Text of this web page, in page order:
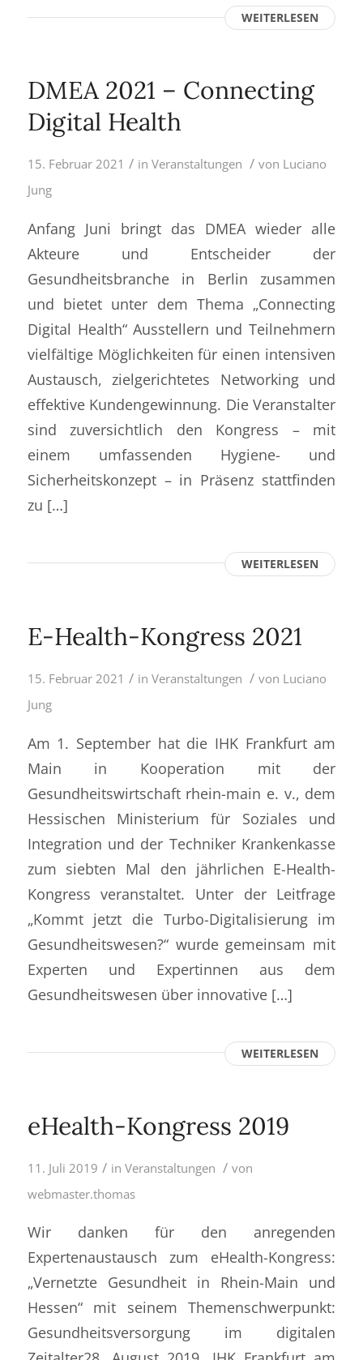
WEITERLESEN
DMEA 2021 – Connecting
Digital Health
15. Februar 2021 / in Veranstaltungen / von Luciano
Jung
Anfang Juni bringt das DMEA wieder alle
Akteure und Entscheider der
Gesundheitsbranche in Berlin zusammen
und bietet unter dem Thema „Connecting
Digital Health“ Ausstellern und Teilnehmern
vielfältige Möglichkeiten für einen intensiven
Austausch, zielgerichtetes Networking und
effektive Kundengewinnung. Die Veranstalter
sind zuversichtlich den Kongress – mit
einem umfassenden Hygiene- und
Sicherheitskonzept – in Präsenz stattfinden
zu […]
WEITERLESEN
E-Health-Kongress 2021
15. Februar 2021 / in Veranstaltungen / von Luciano
Jung
Am 1. September hat die IHK Frankfurt am
Main in Kooperation mit der
Gesundheitswirtschaft rhein-main e. v., dem
Hessischen Ministerium für Soziales und
Integration und der Techniker Krankenkasse
zum siebten Mal den jährlichen E-Health-
Kongress veranstaltet. Unter der Leitfrage
„Kommt jetzt die Turbo-Digitalisierung im
Gesundheitswesen?“ wurde gemeinsam mit
Experten und Expertinnen aus dem
Gesundheitswesen über innovative […]
WEITERLESEN
eHealth-Kongress 2019
11. Juli 2019 / in Veranstaltungen / von
webmaster.thomas
Wir danken für den anregenden
Expertenaustausch zum eHealth-Kongress:
„Vernetzte Gesundheit in Rhein-Main und
Hessen“ mit seinem Themenschwerpunkt:
Gesundheitsversorgung im digitalen